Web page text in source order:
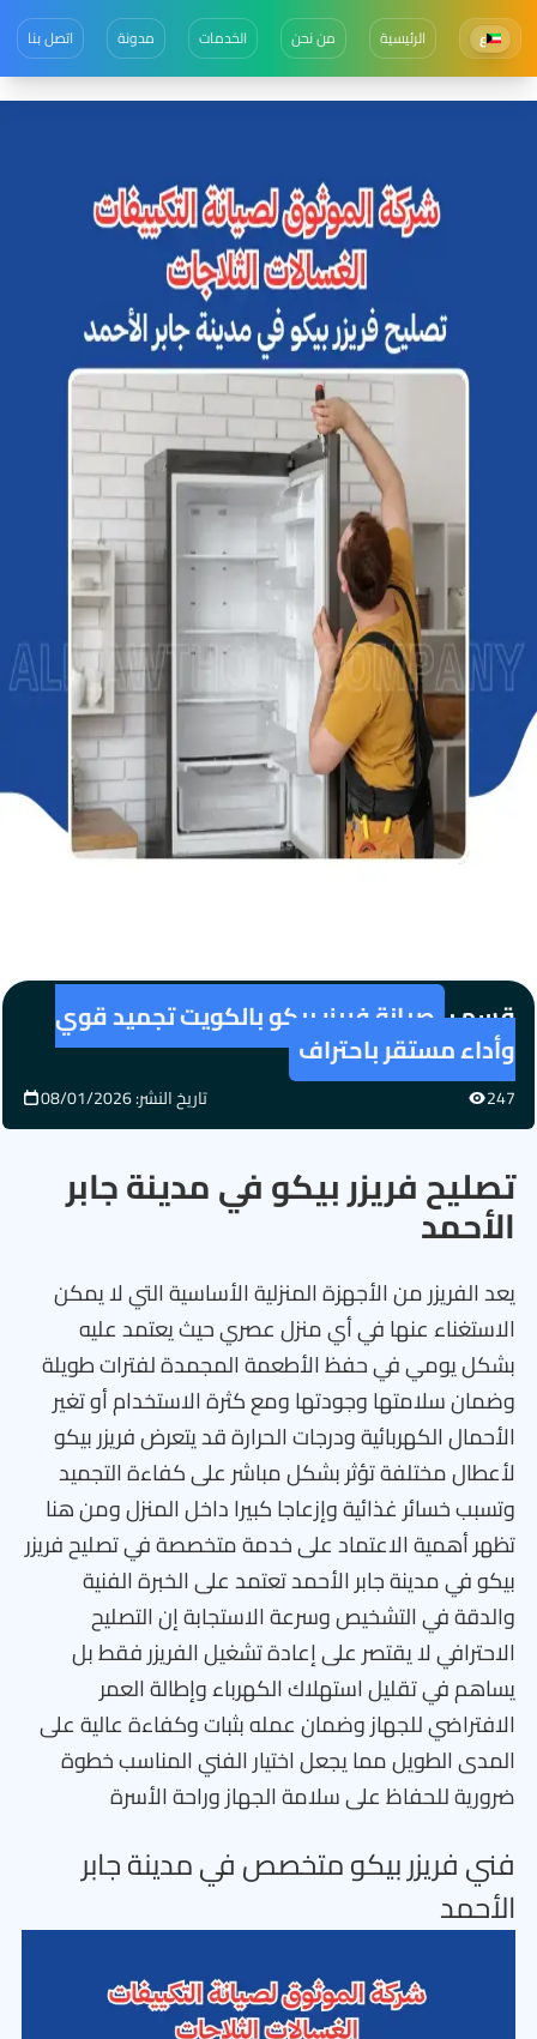
ع الرئيسية من نحن الخدمات مدونة اتصل بنا
قسم : صيانة فريزر بيكو بالكويت تجميد قوي
وأداء مستقر باحتراف
247 تاريخ النشر: 08/01/2026
تصليح فريزر بيكو في مدينة جابر
الأحمد
يعد الفريزر من الأجهزة المنزلية الأساسية التي لا يمكن
الاستغناء عنها في أي منزل عصري حيث يعتمد عليه
بشكل يومي في حفظ الأطعمة المجمدة لفترات طويلة
وضمان سلامتها وجودتها ومع كثرة الاستخدام أو تغير
الأحمال الكهربائية ودرجات الحرارة قد يتعرض فريزر بيكو
لأعطال مختلفة تؤثر بشكل مباشر على كفاءة التجميد
وتسبب خسائر غذائية وإزعاجا كبيرا داخل المنزل ومن هنا
تظهر أهمية الاعتماد على خدمة متخصصة في تصليح فريزر
بيكو في مدينة جابر الأحمد تعتمد على الخبرة الفنية
والدقة في التشخيص وسرعة الاستجابة إن التصليح
الاحترافي لا يقتصر على إعادة تشغيل الفريزر فقط بل
يساهم في تقليل استهلاك الكهرباء وإطالة العمر
الافتراضي للجهاز وضمان عمله بثبات وكفاءة عالية على
المدى الطويل مما يجعل اختيار الفني المناسب خطوة
ضرورية للحفاظ على سلامة الجهاز وراحة الأسرة
فني فريزر بيكو متخصص في مدينة جابر
الأحمد